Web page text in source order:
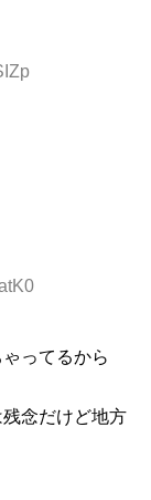
ってるから
念だけど地方